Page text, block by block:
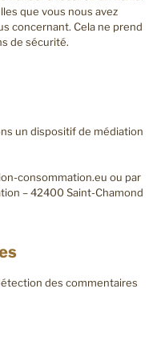
que vous nous avez
concernant. Cela ne prend
de sécurité.
un dispositif de médiation
consommation.eu ou par
– 42400 Saint-Chamond
des commentaires